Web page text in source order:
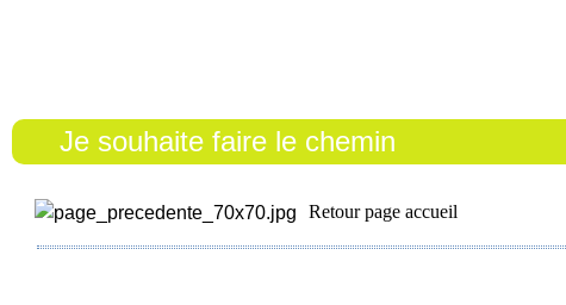
Je souhaite faire le chemin
Retour page accueil